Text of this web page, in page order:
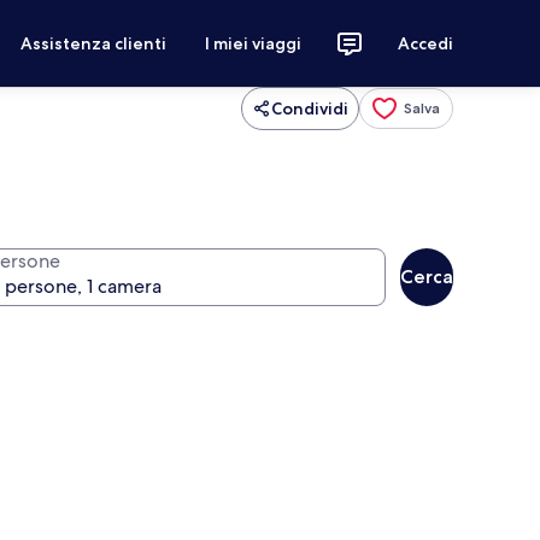
Assistenza clienti I miei viaggi Accedi
Condividi Salva
Cerca